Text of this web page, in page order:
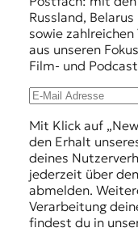
Russland,
sowie
aus unseren
Film- und
Mit Klick auf
den Erhalt
deines
jederzeit über
abmelden.
Verarbeitung
findest du in